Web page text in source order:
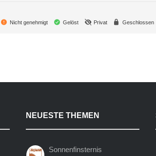
Nicht genehmigt Gelöst Privat Geschlossen
NEUESTE THEMEN
Sonnenfinsternis